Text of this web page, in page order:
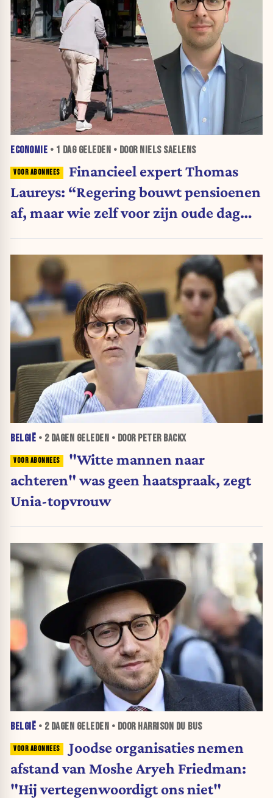
ECONOMIE • 1 DAGGELEDEN • DOOR NIELS SAELENS
Financieel expert Thomas
Laureys: “Regering bouwt pensioenen
af, maar wie zelf voor zijn oude dag
BELGIË • 2 DAGEN GELEDEN • DOOR PETER BACKX
"Witte mannen naar
achteren" was geen haatspraak, zegt
Unia-topvrouw
BELGIË • 2 DAGEN GELEDEN • DOOR HARRISON DU BUS
Joodse organisaties nemen
afstand van Moshe Aryeh Friedman:
"Hij vertegenwoordigt ons niet"